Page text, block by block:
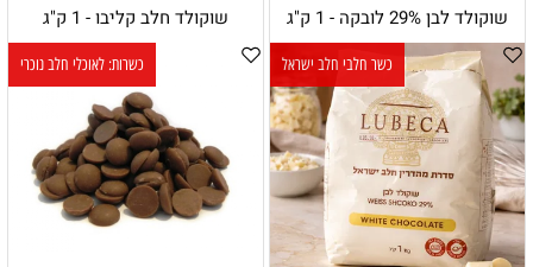
שוקולד לבן 29% לובקה - 1 ק"ג
כשר חלבי חלב ישראל
שוקולד חלב קליבו - 1 ק"ג
כשרות: לאוכלי חלב נוכרי